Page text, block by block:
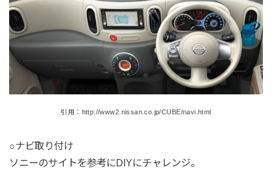
引用：http://www2.nissan.co.jp/CUBE/navi.html
○ナビ取り付け
ソニーのサイトを参考にDIYにチャレンジ。